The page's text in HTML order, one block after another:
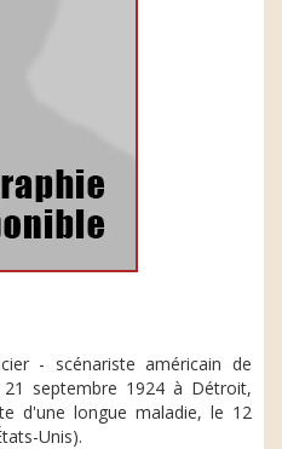
- scénariste américain de
septembre 1924 à Détroit,
d'une longue maladie, le 12
Unis).